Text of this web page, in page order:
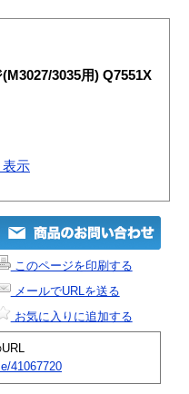
3035用) Q7551X
表示
このページを印刷する
メールでURLを送る
お気に入りに追加する
41067720